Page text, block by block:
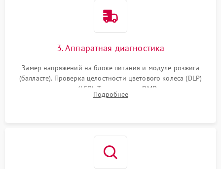
3. Аппаратная диагностика
Замер напряжений на блоке питания и модуле розжига
(балласте). Проверка целостности цветового колеса (DLP)
или поляризаторов (LCD). Тестирование DMD-чипа, датчиков
температуры и оптопар с помощью мультиметра и
Подробнее